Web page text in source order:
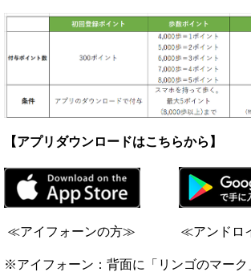
【アプリダウンロードはこちらから】
≪アイフォーンの方≫ ≪アンドロ
※アイフォーン：背面に「リンゴのマーク